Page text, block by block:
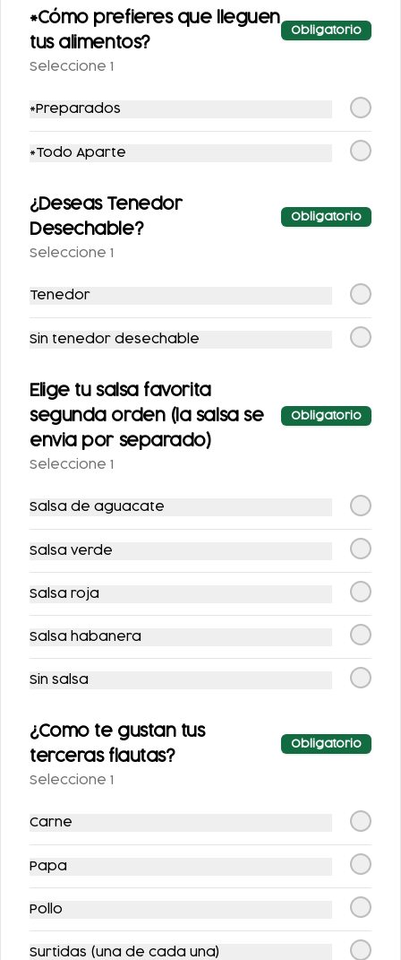
MOLLETES
SENCILLOS
GUISADO
PAQUETOSTADAS
$523.00 $122.00
ENCHILADAS
RELLENAS CON
POLLO
TACOS BISTEC
*Cómo prefieres que lleguen
tus alimentos?
Obligatorio
Seleccione 1
*Preparados
*Todo Aparte
¿Deseas Tenedor
Desechable?
Obligatorio
Seleccione 1
Tenedor
Sin tenedor desechable
Elige tu salsa favorita
segunda orden (la salsa se
envia por separado)
Obligatorio
Seleccione 1
Salsa de aguacate
Salsa verde
Salsa roja
Salsa habanera
Sin salsa
¿Como te gustan tus
terceras flautas?
Obligatorio
Seleccione 1
Carne
Papa
Pollo
Surtidas (una de cada una)